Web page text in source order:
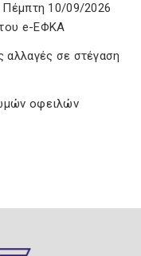
Πέμπτη 10/09/2026
e-ΕΦΚΑ
αλλαγές σε στέγαση
οφειλών